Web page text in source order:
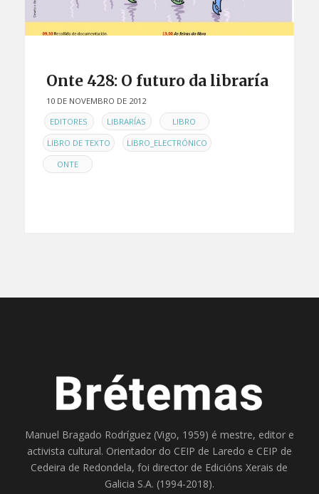
Onte 428: O futuro da libraría
10 DE NOVEMBRO DE 2012
ENEDITORES , LIBRARÍAS , LIBRO ,
LIBRO DE TEXTO , LIBRO_ELECTRÓNICO ,
ONTE
Manuel Bragado Rodríguez (Vigo, 1959) é mestre, editor e
activista cultural. Orientador do CEIP de Laredo e CEIP de
Cedeira de Redondela, foi director de Edicións Xerais de
Galicia S.A. (1994-2018).